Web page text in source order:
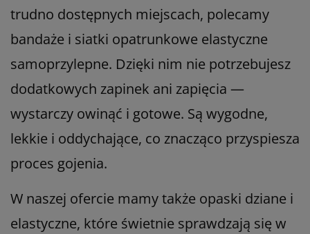
trudno dostępnych miejscach, polecamy
bandaże i siatki opatrunkowe elastyczne
samoprzylepne. Dzięki nim nie potrzebujesz
dodatkowych zapinek ani zapięcia —
wystarczy owinąć i gotowe. Są wygodne,
lekkie i oddychające, co znacząco przyspiesza
proces gojenia.
W naszej ofercie mamy także opaski dziane i
elastyczne, które świetnie sprawdzają się w